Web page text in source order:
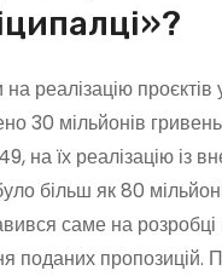
на реалізацію
30 мільйонів
на їх реалізацію із
більш як 80
саме на розробці
поданих пропозицій.